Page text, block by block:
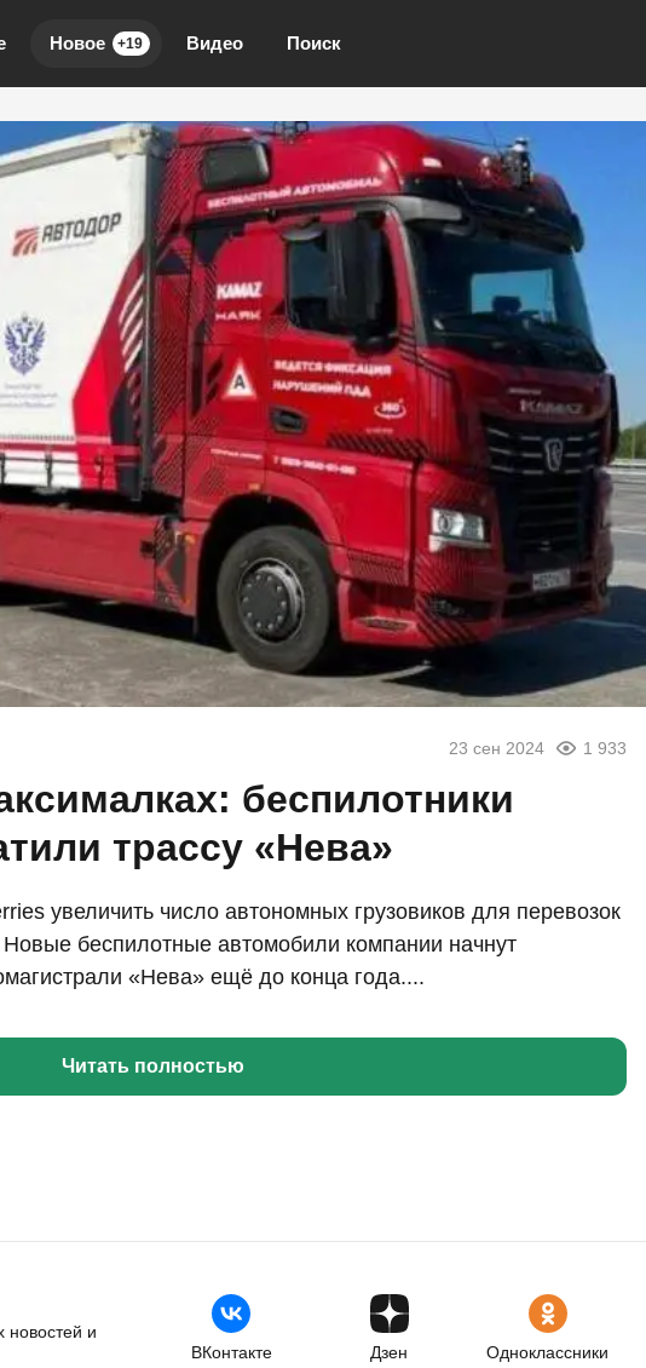
Новое +19 Видео Поиск
23 сен 2024 1 933
беспилотники
трассу «Нева»
увеличить число автономных грузовиков для перевозок
беспилотные автомобили компании начнут
«Нева» ещё до конца года....
Читать полностью
новостей и
ВКонтакте Дзен Одноклассники